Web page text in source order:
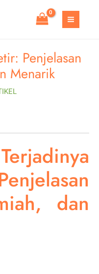
MAIN
Penjelasan
Menarik
dan